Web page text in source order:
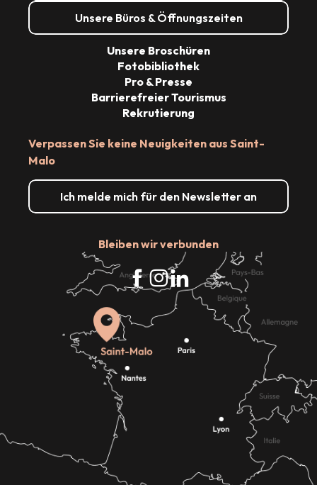
Unsere Büros & Öffnungszeiten
Verpassen Sie keine Neuigkeiten aus Saint-
Malo
Ich melde mich für den Newsletter an
Bleiben wir verbunden
Unsere Broschüren
Fotobibliothek
Pro & Presse
Barrierefreier Tourismus
Rekrutierung